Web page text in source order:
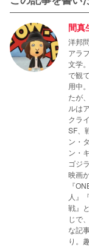
間真
洋邦
アラ
文学
で観
用中
たが
ルは
クラ
SF、
ン・
ン・
ゴジ
映画
『
人』
戦』
じで
な記
り。